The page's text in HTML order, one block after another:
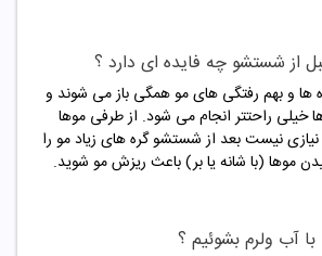
ها و بهم رفتگی های مو همگی باز می شوند و
خیلی راحتتر انجام می شود. از طرفی موها
نیست بعد از شستشو گره های زیاد مو را
موها (با شانه یا بر) باعث ریزش مو شوید.